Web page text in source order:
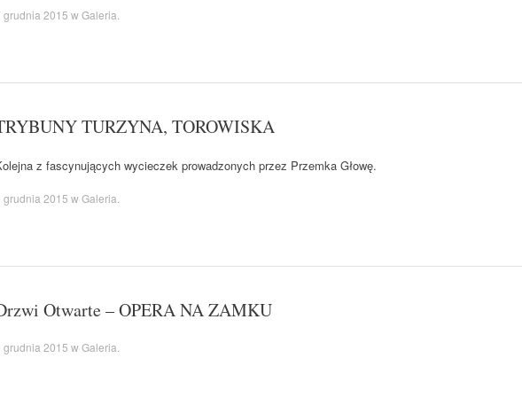
grudnia 2015 wGaleria
TURZYNA, TOROWISKA
z fascynujących wycieczek prowadzonych przez Przemka Głowę.
grudnia 2015 wGaleria
Otwarte – OPERA NA ZAMKU
grudnia 2015 wGaleria